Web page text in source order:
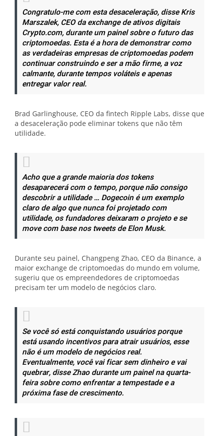
Congratulo-me com esta desaceleração, disse Kris
Marszalek, CEO da exchange de ativos digitais
Crypto.com, durante um painel sobre o futuro das
criptomoedas. Esta é a hora de demonstrar como
as verdadeiras empresas de criptomoedas podem
continuar construindo e ser a mão firme, a voz
calmante, durante tempos voláteis e apenas
entregar valor real.
Brad Garlinghouse, CEO da fintech Ripple Labs, disse que
a desaceleração pode eliminar tokens que não têm
utilidade.
Acho que a grande maioria dos tokens
desaparecerá com o tempo, porque não consigo
descobrir a utilidade … Dogecoin é um exemplo
claro de algo que nunca foi projetado com
utilidade, os fundadores deixaram o projeto e se
move com base nos tweets de Elon Musk.
Durante seu painel, Changpeng Zhao, CEO da Binance, a
maior exchange de criptomoedas do mundo em volume,
sugeriu que os empreendedores de criptomoedas
precisam ter um modelo de negócios claro.
Se você só está conquistando usuários porque
está usando incentivos para atrair usuários, esse
não é um modelo de negócios real.
Eventualmente, você vai ficar sem dinheiro e vai
quebrar, disse Zhao durante um painel na quarta-
feira sobre como enfrentar a tempestade e a
próxima fase de crescimento.